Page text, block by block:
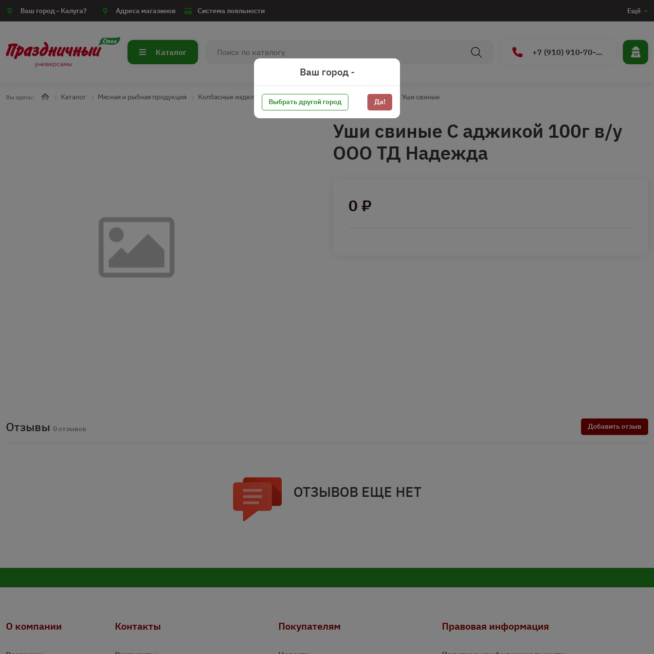
Ваш город - Калуга? Адреса магазинов Система лояльности Ещё
Каталог +7 (910) 910-70-15
Вы здесь: Каталог Мясная и рыбная продукция Колбасные изделия Деликатесы мясные* Из свинины Уши свиные
Уши свиные С аджикой 100г в/у
ООО ТД Надежда
0 ₽
Отзывы 0 отзывов Добавить отзыв
ОТЗЫВОВ ЕЩЕ НЕТ
О компании Контакты Покупателям Правовая информация
Ваш город -
Выбрать другой город Да!